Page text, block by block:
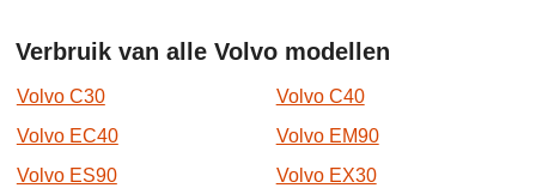
Verbruik van alle Volvo modellen
Volvo C30
Volvo C40
Volvo EC40
Volvo EM90
Volvo ES90
Volvo EX30